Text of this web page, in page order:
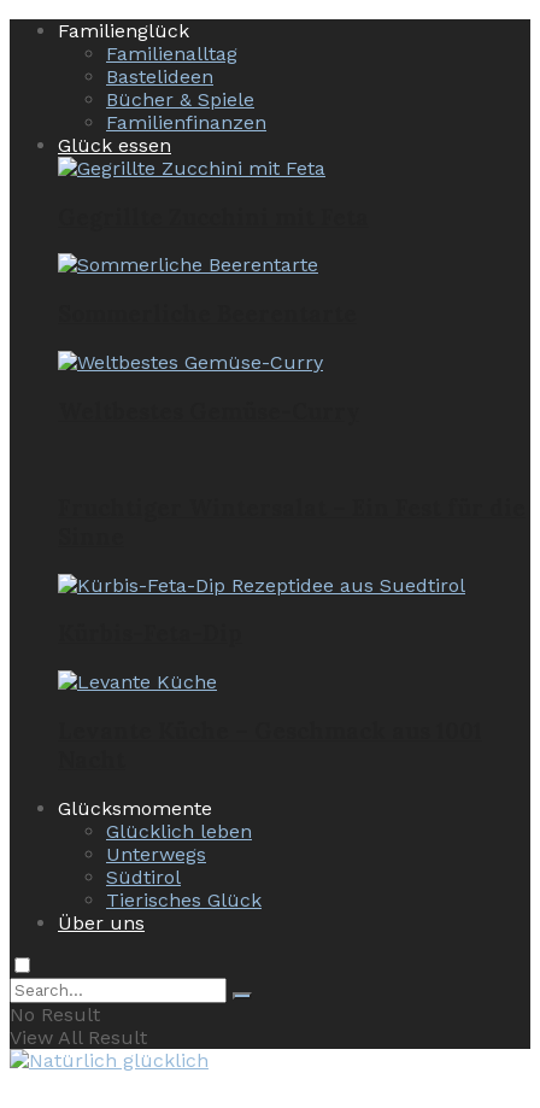
Familienglück
Familienalltag
Bastelideen
Bücher & Spiele
Familienfinanzen
Glück essen
Glücksmomente
Glücklich leben
Unterwegs
Südtirol
Tierisches Glück
Über uns
No Result
View All Result